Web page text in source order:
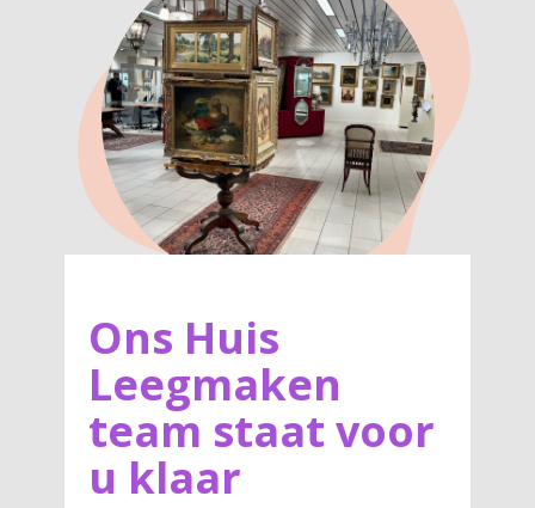
Ons Huis
Leegmaken
team staat voor
u klaar